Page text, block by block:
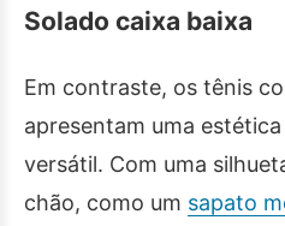
Solado caixa baixa
Em contraste, os tênis
apresentam uma
versátil. Com uma
chão, como um sapato